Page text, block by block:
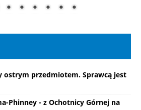
ostrym przedmiotem. Sprawcą jest
Phinney - z Ochotnicy Górnej na